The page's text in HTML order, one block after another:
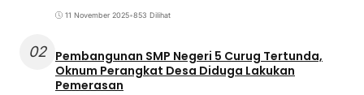
11 November 2025•853 Dilihat
02 Pembangunan SMP Negeri 5 Curug Tertunda,
Oknum Perangkat Desa Diduga Lakukan
Pemerasan